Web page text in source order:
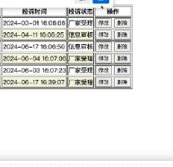
1.9.1.js"></script
传入要删除的数据id
(id) {